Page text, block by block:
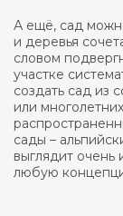
А ещё, сад
и деревья
словом
участке
создать сад из
или
сады –
выглядит очень
любую